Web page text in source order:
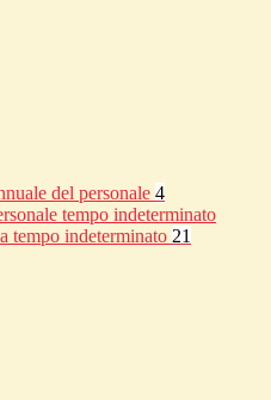
del personale 4
tempo indeterminato
tempo indeterminato 21